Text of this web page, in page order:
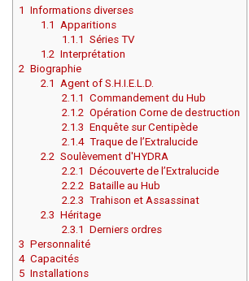
1 Informations diverses
1.1 Apparitions
1.1.1
Séries TV
1.2 Interprétation
2 Biographie
2.1 Agent of S.H.I.E.L.D.
2.1.1
Commandement du Hub
2.1.2 Opération Corne de destruction
2.1.3 Enquête sur Centipède
2.1.4 Traque de l’Extralucide
2.2 Soulèvement d'HYDRA
2.2.1
Découverte de l’Extralucide
2.2.2 Bataille au Hub
2.2.3 Trahison et Assassinat
2.3 Héritage
2.3.1
Derniers ordres
3 Personnalité
4 Capacités
5 Installations